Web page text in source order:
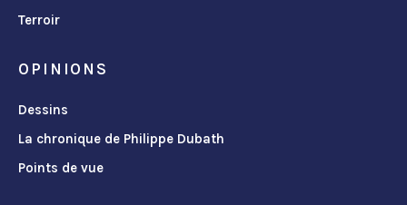
Terroir
OPINIONS
Dessins
La chronique de Philippe Dubath
Points de vue